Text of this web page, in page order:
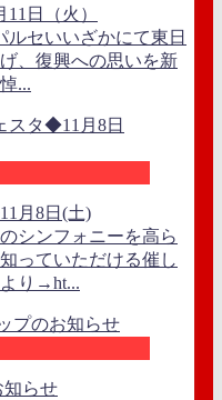
日（火）
ルセいいざかにて東日
、復興への思いを新
...
月8日(土)
シンフォニーを高ら
っていただける催し
り→ht...
知らせ